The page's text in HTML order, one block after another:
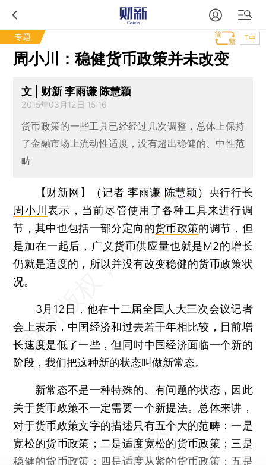
专题 T中
周小川：稳健货币政策并未改变
文 | 财新 李雨谦 陈慧颖
2015年03月12日 15:16
货币政策的一些工具已经经过几次调整，总体上保持
了金融市场上流动性适度，没有超出稳健的、中性范
畴
【财新网】（记者李雨谦 陈慧颖 ） 央行行长
周小川表示，当前尽管使用了各种工具来进行调
节，其中也包括一部分定向的货币政策的调节，但
是加在一起后，广义货币供应量也就是M2的增长
仍就是适度的，所以并没有改变稳健的货币政策状
况。
3月12日，他在十二届全国人大三次会议记者
会上表示，中国经济和过去若干年相比较，目前增
长速度是低了一些，但同时中国经济面临一个新的
阶段，我们把这种新的状态叫做新常态。
新常态不是一种特殊的、有问题的状态，因此
关于货币政策不一定需要一个新提法。总体来讲，
对于货币政策文字的描述只有五个大的范畴：一是
宽松的货币政策；二是适度宽松的货币政策；三是
稳健的货币政策；四是适度从紧的货币政策；五是